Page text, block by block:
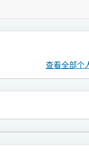
查看全部个